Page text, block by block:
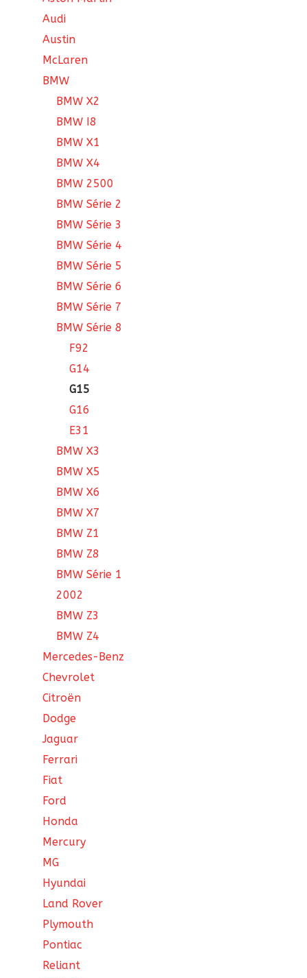
Audi
Austin
McLaren
BMW
BMW X2
BMW I8
BMW X1
BMW X4
BMW 2500
BMW Série 2
BMW Série 3
BMW Série 4
BMW Série 5
BMW Série 6
BMW Série 7
BMW Série 8
F92
G14
G15
G16
E31
BMW X3
BMW X5
BMW X6
BMW X7
BMW Z1
BMW Z8
BMW Série 1
2002
BMW Z3
BMW Z4
Mercedes-Benz
Chevrolet
Citroën
Dodge
Jaguar
Ferrari
Fiat
Ford
Honda
Mercury
MG
Hyundai
Land Rover
Plymouth
Pontiac
Reliant